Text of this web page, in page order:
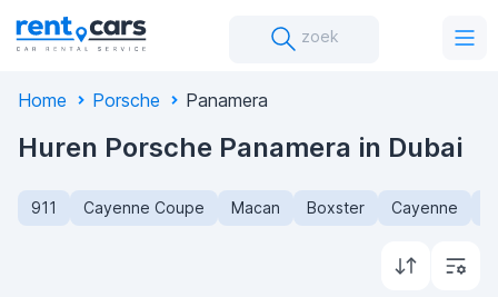
zoek
Home Porsche Panamera
Huren Porsche Panamera in Dubai
911 Cayenne Coupe Macan Boxster Cayenne